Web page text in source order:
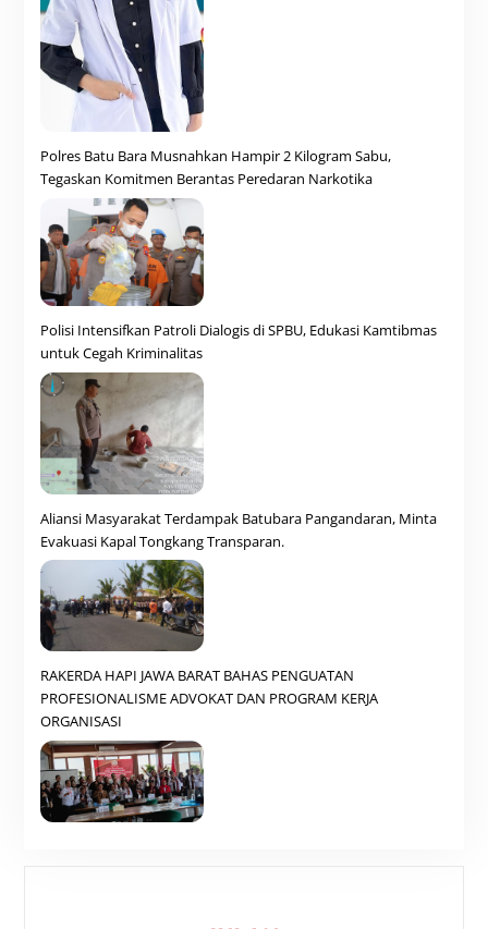
Polres Batu Bara Musnahkan Hampir 2 Kilogram Sabu,
Tegaskan Komitmen Berantas Peredaran Narkotika
Polisi Intensifkan Patroli Dialogis di SPBU, Edukasi Kamtibmas
untuk Cegah Kriminalitas
Aliansi Masyarakat Terdampak Batubara Pangandaran, Minta
Evakuasi Kapal Tongkang Transparan.
RAKERDA HAPI JAWA BARAT BAHAS PENGUATAN
PROFESIONALISME ADVOKAT DAN PROGRAM KERJA
ORGANISASI